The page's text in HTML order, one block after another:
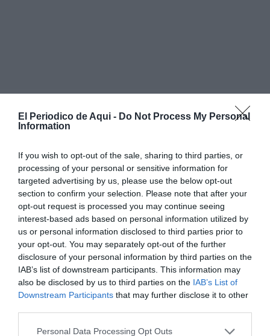
El Periodico de Aqui - Do Not Process My Personal
Information
If you wish to opt-out of the sale, sharing to third parties, or
processing of your personal or sensitive information for
targeted advertising by us, please use the below opt-out
section to confirm your selection. Please note that after your
opt-out request is processed you may continue seeing
interest-based ads based on personal information utilized by
us or personal information disclosed to third parties prior to
your opt-out. You may separately opt-out of the further
disclosure of your personal information by third parties on the
IAB’s list of downstream participants. This information may
also be disclosed by us to third parties on the IAB’s List of
Downstream Participants that may further disclose it to other
Personal Data Processing Opt Outs
Las habilidades sociales también se
aprenden
habilidades sociales también se aprenden y que no
todos los niños las desarrollan al mismo ritmo ni de la
misma manera. En casos de neurodesarrollo diverso,
como Trastorno del Espectro Autista, TDAH,
Trastorno del Desarrollo del Lenguaje o daño cerebral
adquirido infantil,muchos niños pueden necesitar
más apoyo para interpretar determinadas situaciones
sociales, resolver conflictos o adaptarse a cambios en
la interacción con los demás. “Hay niños con
muchísimas fortalezas, sensibilidad o creatividad que,
sin embargo, pueden sentirse perdidos en